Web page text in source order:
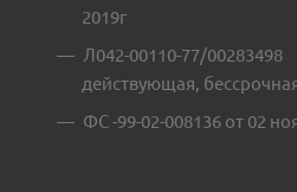
2019г
Л042-00110-77/00283498
действующая,
ФС -99-02-008136 от 02